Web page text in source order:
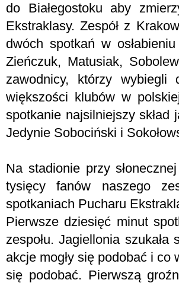
do Białegostoku aby
Ekstraklasy. Zespół z
dwóch spotkań w
Zieńczuk, Matusiak,
zawodnicy, którzy
większości klubów w
spotkanie najsilniejszy skład
Jedynie Sobociński i
Na stadionie przy
tysięcy fanów naszego
spotkaniach Pucharu
Pierwsze dziesięć minut
zespołu. Jagiellonia
akcje mogły się podobać i co
się podobać. Pierwszą